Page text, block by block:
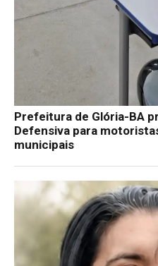
Prefeitura de Glória-BA
Defensiva para
municipais